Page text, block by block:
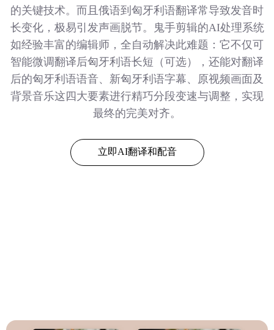
的关键技术。而且俄语到匈牙利语翻译常导致发音时
长变化，极易引发声画脱节。鬼手剪辑的AI处理系统
如经验丰富的编辑师，全自动解决此难题：它不仅可
智能微调翻译后匈牙利语长短（可选），还能对翻译
后的匈牙利语语音、新匈牙利语字幕、原视频画面及
背景音乐这四大要素进行精巧分段变速与调整，实现
最终的完美对齐。
立即AI翻译和配音